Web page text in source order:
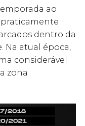
ao
praticamente
dentro da
Na atual época,
considerável
zona